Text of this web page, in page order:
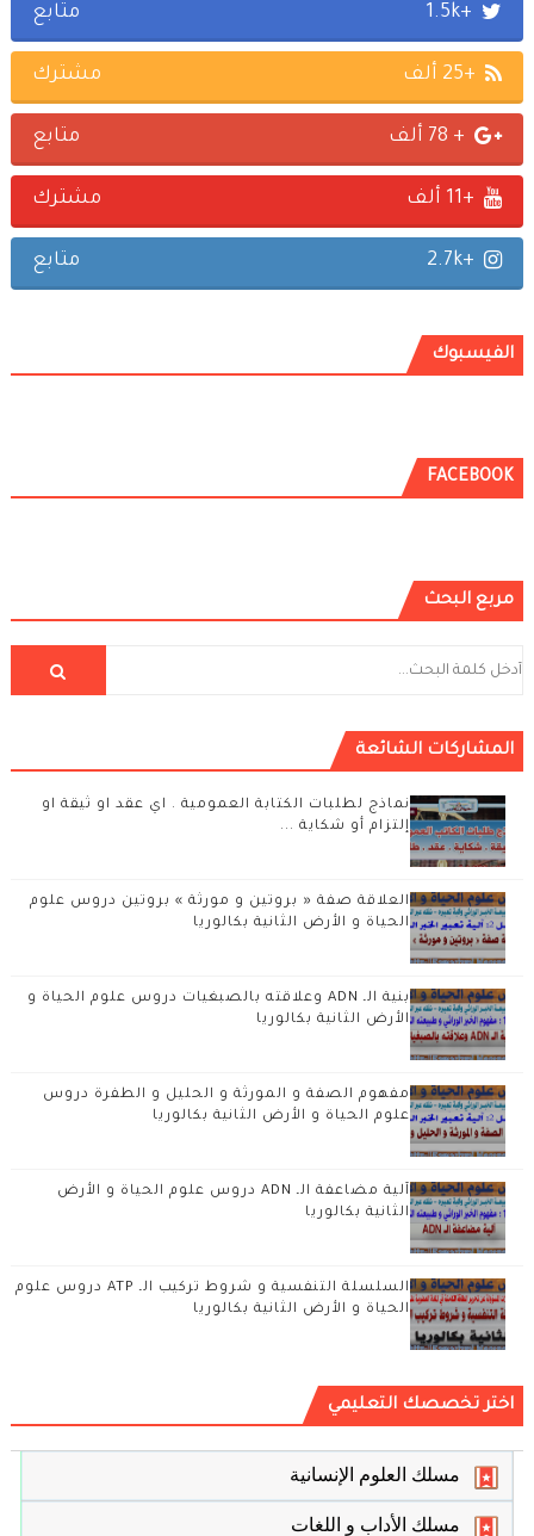
+1.5k متابع
+25 ألف مشترك
+ 78 ألف متابع
+11 ألف مشترك
+2.7k متابع
الفيسبوك
FACEBOOK
مربع البحث
المشاركات الشائعة
نماذج لطلبات الكتابة العمومية . اي عقد او ثيقة او
إلتزام أو شكاية ...
العلاقة صفة « بروتين و مورثة » بروتين دروس علوم
الحياة و الأرض الثانية بكالوريا
بنية الـ ADN وعلاقته بالصبغيات دروس علوم الحياة و
الأرض الثانية بكالوريا
مفهوم الصفة و المورثة و الحليل و الطفرة دروس
علوم الحياة و الأرض الثانية بكالوريا
آلية مضاعفة الـ ADN دروس علوم الحياة و الأرض
الثانية بكالوريا
السلسلة التنفسية و شروط تركيب الـ ATP دروس علوم
الحياة و الأرض الثانية بكالوريا
اختر تخصصك التعليمي
مسلك العلوم الإنسانية
مسلك الأداب و اللغات